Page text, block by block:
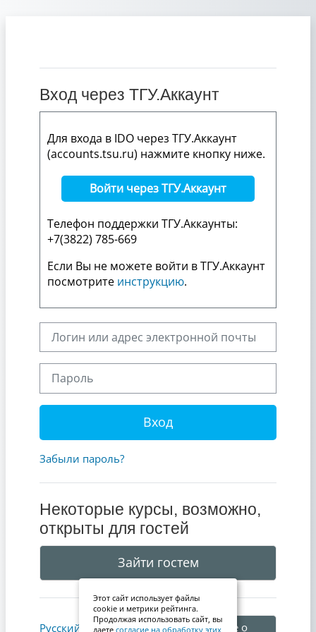
Вход через ТГУ.Аккаунт
Для входа в IDO через ТГУ.Аккаунт
(accounts.tsu.ru) нажмите кнопку ниже.
Войти через ТГУ.Аккаунт
Телефон поддержки ТГУ.Аккаунты:
+7(3822) 785-669
Если Вы не можете войти в ТГУ.Аккаунт
посмотрите инструкцию.
Вход
Забыли пароль?
Некоторые курсы, возможно,
открыты для гостей
Зайти гостем
Русский ‎(ru)‎ Уведомление о
Этот сайт использует файлы
cookie и метрики рейтинга.
Продолжая использовать сайт, вы
даете согласие на обработку этих